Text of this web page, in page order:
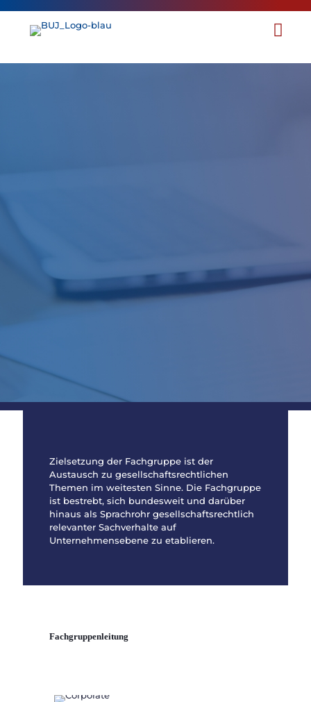
Corporate
Zielsetzung der Fachgruppe ist der
Austausch zu gesellschaftsrechtlichen
Themen im weitesten Sinne. Die Fachgruppe
ist bestrebt, sich bundesweit und darüber
hinaus als Sprachrohr gesellschaftsrechtlich
relevanter Sachverhalte auf
Unternehmensebene zu etablieren.
Fachgruppenleitung